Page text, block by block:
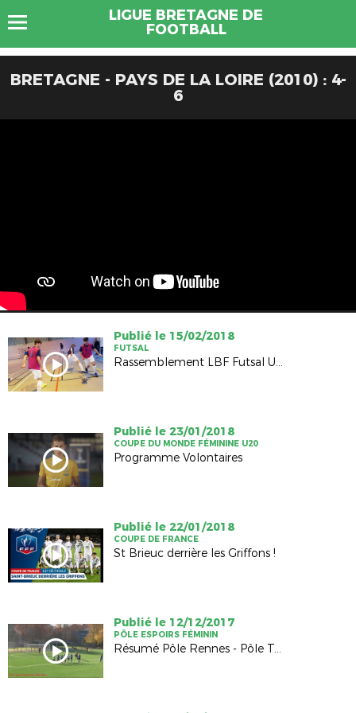
LIGUE BRETAGNE DE
FOOTBALL
BRETAGNE - PAYS DE LA LOIRE (2010) : 4-
6
Publié le 15/02/2018
FUTSAL
Rassemblement LBF Futsal U18
Publié le 23/01/2018
COUPE DU MONDE FÉMININE U20
Programme Volontaires
Publié le 22/01/2018
COUPE DE FRANCE
St Brieuc derrière les Griffons !
Publié le 12/12/2017
PÔLE ESPOIRS FÉMININ
Résumé Pôle Rennes - Pôle Tours